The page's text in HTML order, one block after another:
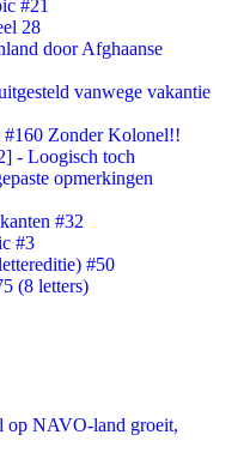
#21
28
door Afghaanse
vanwege vakantie
Zonder Kolonel!!
- Loogisch toch
opmerkingen
#32
#3
#50
(8 letters)
op NAVO-land groeit,